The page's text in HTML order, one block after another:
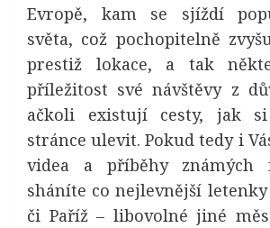
Evropě, kam se sjíždí
světa, což pochopitelně
prestiž lokace, a tak
příležitost své návštěvy z
ačkoli existují cesty, jak
stránce ulevit. Pokud tedy i
videa a příběhy známých
sháníte conejlevnější letenky
či Paříž – libovolné jiné